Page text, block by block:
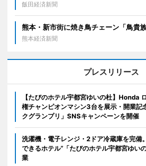
飯田経済新聞
熊本・新市街に焼き鳥チェーン「鳥貴
熊本経済新聞
プレスリリース
【たびのホテル宇都宮ゆいの杜】Honda
権チャンピオンマシン3台を展示・開業記
クグランプリ」SNSキャンペーンを開催
洗濯機・電子レンジ・2ドア冷蔵庫を完備
できるホテル”「たびのホテル宇都宮ゆい
業